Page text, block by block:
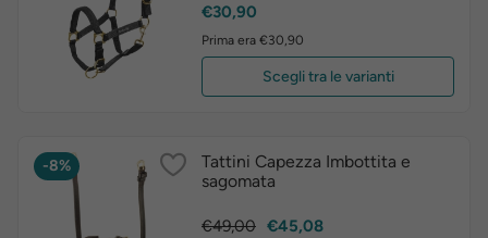
Prezzo
€30,90
Prima era €30,90
Scegli tra le varianti
-8%
Tattini Capezza Imbottita e
sagomata
Prezzo
€49,00 Prezzo
€45,08